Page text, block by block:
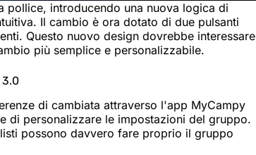
pollice, introducendo una nuova logica di
Il cambio è ora dotato di due pulsanti
Questo nuovo design dovrebbe interessare
più semplice e personalizzabile.
3.0
di cambiata attraverso l'app MyCampy
di personalizzare le impostazioni del gruppo.
possono davvero fare proprio il gruppo